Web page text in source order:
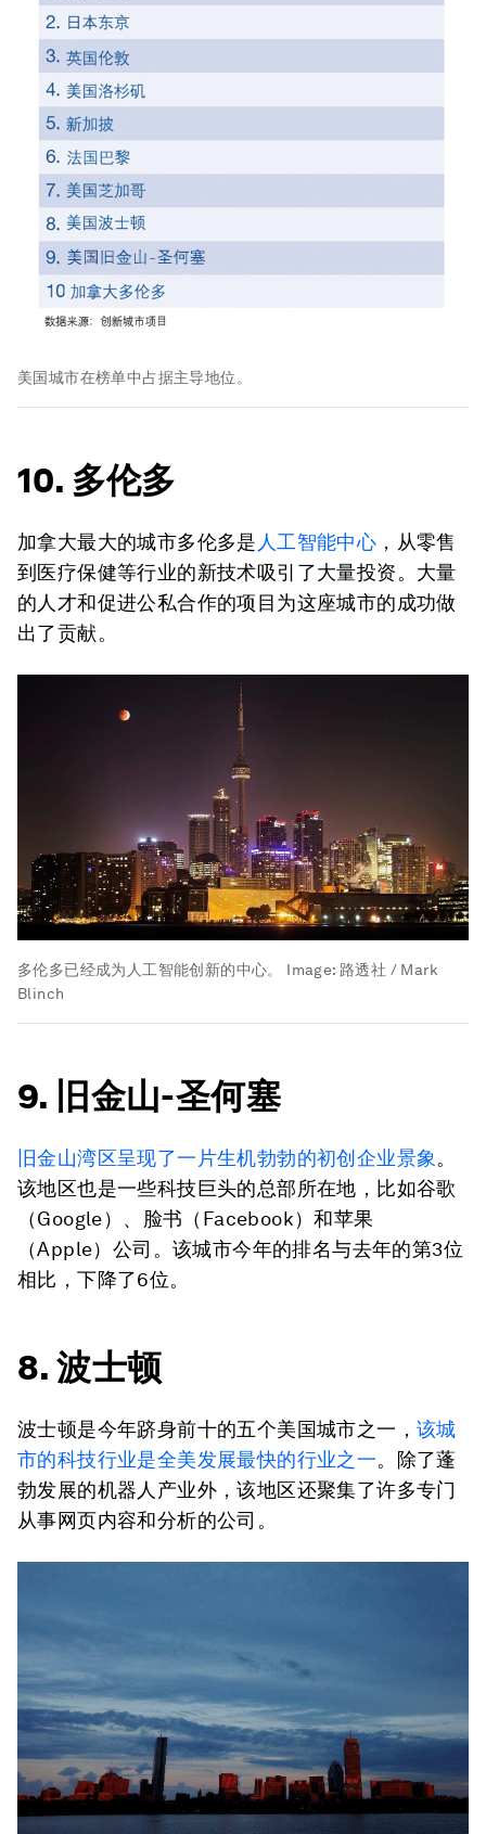
美国城市在榜单中占据主导地位。
10. 多伦多
加拿大最大的城市多伦多是 人工智能中心 ，从零售
到医疗保健等行业的新技术吸引了大量投资。大量
的人才和促进公私合作的项目为这座城市的成功做
出了贡献。
多伦多已经成为人工智能创新的中心。 Image: 路透社 / Mark
Blinch
9. 旧金山-圣何塞
旧金山湾区呈现了一片生机勃勃的初创企业景象。
该地区也是一些科技巨头的总部所在地，比如谷歌
（Google）、脸书（Facebook）和苹果
（Apple）公司。该城市今年的排名与去年的第3位
相比，下降了6位。
8. 波士顿
波士顿是今年跻身前十的五个美国城市之一， 该城
市的科技行业是全美发展最快的行业之一。除了蓬
勃发展的机器人产业外，该地区还聚集了许多专门
从事网页内容和分析的公司。